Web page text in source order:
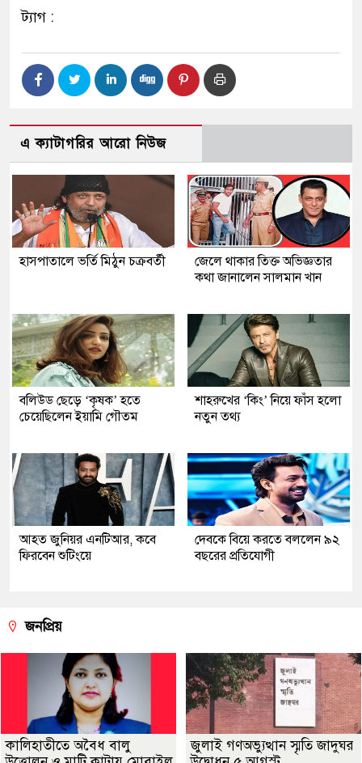
ট্যাগ :
এ ক্যাটাগরির আরো নিউজ
হাসপাতালে ভর্তি মিঠুন চক্রবর্তী
জেলে থাকার তিক্ত অভিজ্ঞতার
কথা জানালেন সালমান খান
বলিউড ছেড়ে ‘কৃষক’ হতে
চেয়েছিলেন ইয়ামি গৌতম
শাহরুখের ‘কিং’ নিয়ে ফাঁস হলো
নতুন তথ্য
আহত জুনিয়র এনটিআর, কবে
ফিরবেন শুটিংয়ে
দেবকে বিয়ে করতে বললেন ৯২
বছরের প্রতিযোগী
জনপ্রিয়
কালিহাতীতে অবৈধ বালু
জুলাই গণঅভ্যুত্থান স্মৃতি জাদুঘর